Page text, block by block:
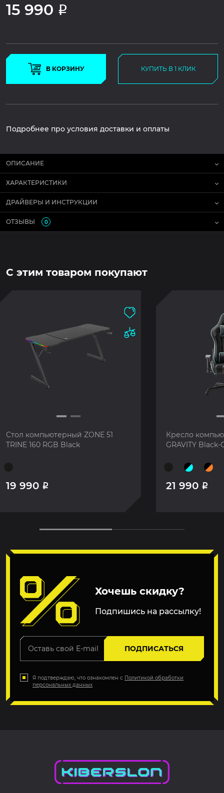
15 990 Р
В КОРЗИНУ КУПИТЬ В 1 КЛИК
Подробнее про условия доставки и оплаты
ОПИСАНИЕ
ХАРАКТЕРИСТИКИ
ДРАЙВЕРЫ И ИНСТРУКЦИИ
ОТЗЫВЫ 0
С этим товаром покупают
Стол компьютерный ZONE 51
TRINE 160 RGB Black
19 990 Р
Кресло
GRAVITY Black-
21 990 Р
Хочешь скидку?
Подпишись на рассылку!
ПОДПИСАТЬСЯ
Я подтверждаю, что ознакомлен с Политикой обработки
персональных данных